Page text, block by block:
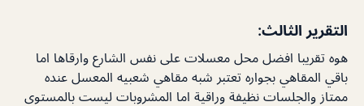
التقرير الثالث:
هوه تقريبا افضل محل معسلات على نفس الشارع وارقاها اما
باقي المقاهي بجواره تعتبر شبه مقاهي شعبيه المعسل عنده
ممتاز والجلسات نظيفة وراقية اما المشروبات ليست بالمستوى